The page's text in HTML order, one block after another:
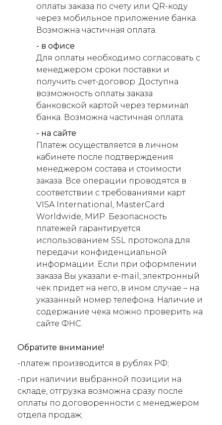
оплаты заказа по счету или QR-коду
через мобильное приложение банка.
Возможна частичная оплата.
- в офисе
Для оплаты необходимо согласовать с
менеджером сроки поставки и
получить счет-договор. Доступна
возможность оплаты заказа
банковской картой через терминал
банка. Возможна частичная оплата.
- на сайте
Платеж осуществляется в личном
кабинете после подтверждения
менеджером состава и стоимости
заказа. Все операции проводятся в
соответствии с требованиями карт
VISA International, MasterCard
Worldwide, МИР. Безопасность
платежей гарантируется
использованием SSL протокола для
передачи конфиденциальной
информации. Если при оформлении
заказа Вы указали e-mail, электронный
чек придет на него, в ином случае – на
указанный номер телефона. Наличие и
содержание чека можно проверить на
сайте ФНС.
Обратите внимание!
-платеж производится в рублях РФ;
-при наличии выбранной позиции на
складе, отгрузка возможна сразу после
оплаты по договоренности с менеджером
отдела продаж;